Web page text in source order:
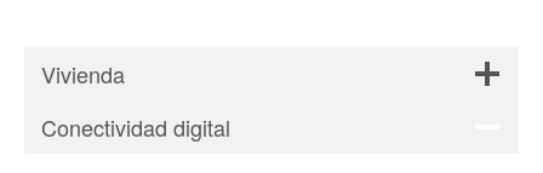
Vivienda
Conectividad digital